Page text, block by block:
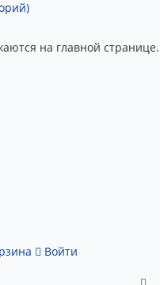
на главной странице.
Войти